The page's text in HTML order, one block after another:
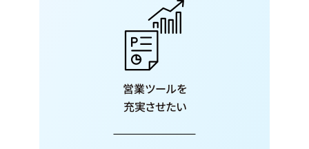
営業ツールを
充実させたい